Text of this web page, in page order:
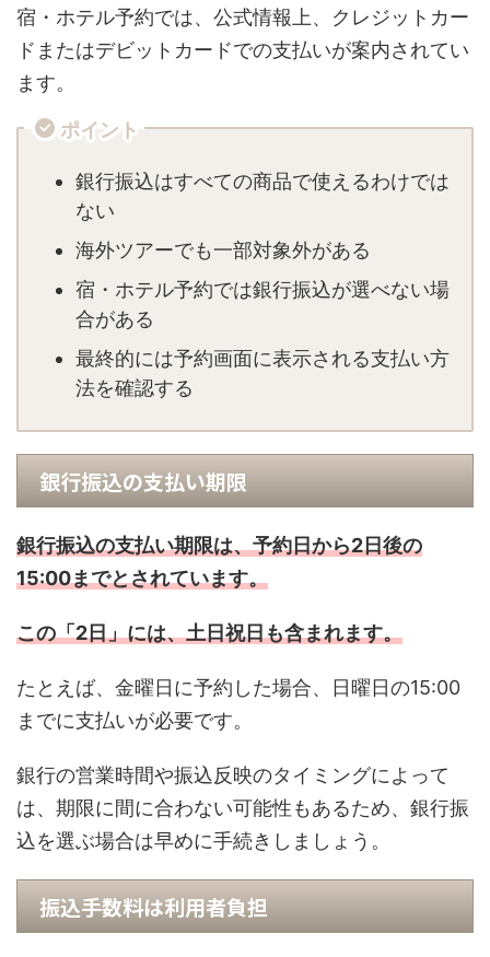
宿・ホテル予約では、公式情報上、クレジットカー
ドまたはデビットカードでの支払いが案内されてい
ます。
ポイント
銀行振込はすべての商品で使えるわけでは
ない
海外ツアーでも一部対象外がある
宿・ホテル予約では銀行振込が選べない場
合がある
最終的には予約画面に表示される支払い方
法を確認する
銀行振込の支払い期限
銀行振込の支払い期限は、予約日から2日後の
15:00までとされています。
この「2日」には、土日祝日も含まれます。
たとえば、金曜日に予約した場合、日曜日の15:00
までに支払いが必要です。
銀行の営業時間や振込反映のタイミングによって
は、期限に間に合わない可能性もあるため、銀行振
込を選ぶ場合は早めに手続きしましょう。
振込手数料は利用者負担